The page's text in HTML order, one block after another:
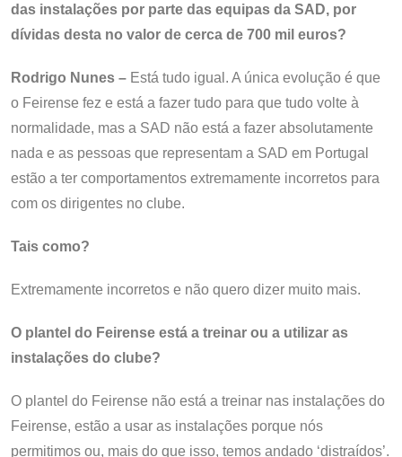
das instalações por parte das equipas da SAD, por
dívidas desta no valor de cerca de 700 mil euros?
Rodrigo Nunes – Está tudo igual. A única evolução é que
o Feirense fez e está a fazer tudo para que tudo volte à
normalidade, mas a SAD não está a fazer absolutamente
nada e as pessoas que representam a SAD em Portugal
estão a ter comportamentos extremamente incorretos para
com os dirigentes no clube.
Tais como?
Extremamente incorretos e não quero dizer muito mais.
O plantel do Feirense está a treinar ou a utilizar as
instalações do clube?
O plantel do Feirense não está a treinar nas instalações do
Feirense, estão a usar as instalações porque nós
permitimos ou, mais do que isso, temos andado ‘distraídos’.